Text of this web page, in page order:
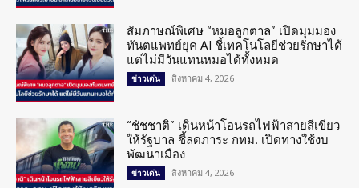
สัมภาษณ์พิเศษ “หมอลูกตาล” เปิดมุมมอง
ทันตแพทย์ยุค AI ชี้เทคโนโลยีช่วยรักษาได้
แต่ไม่มีวันแทนหมอได้ทั้งหมด
ข่าวเด่น สิงหาคม 4, 2026
“ชัชชาติ” เดินหน้าโอนรถไฟฟ้าสายสีเขียว
ให้รัฐบาล ชี้ลดภาระ กทม. เปิดทางใช้งบ
พัฒนาเมือง
ข่าวเด่น สิงหาคม 4, 2026